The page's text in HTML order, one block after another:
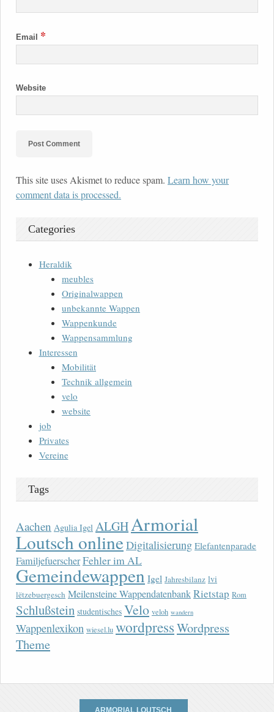
Email *
Website
This site uses Akismet to reduce spam. Learn how your
comment data is processed.
Categories
Heraldik
meubles
Originalwappen
unbekannte Wappen
Wappenkunde
Wappensammlung
Interessen
Mobilität
Technik allgemein
velo
website
job
Privates
Vereine
Tags
Aachen Agulia Igel ALGH Armorial
Loutsch onlineDigitalisierung Elefantenparade
FamiljefuerscherFehler im AL
Gemeindewappen Igel Jahresbilanz lvi
lëtzebuergesch Meilensteine WappendatenbankRietstap Rom
Schlußstein studentisches Velo veloh wandern
Wappenlexikon wiesel.lu wordpressWordpress
Theme
ARMORIAL LOUTSCH